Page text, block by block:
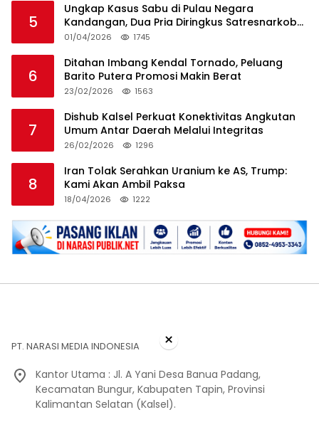
5
Ungkap Kasus Sabu di Pulau Negara
Kandangan, Dua Pria Diringkus Satresnarkoba
HSS
01/04/2026 1745
6
Ditahan Imbang Kendal Tornado, Peluang
Barito Putera Promosi Makin Berat
23/02/2026 1563
7
Dishub Kalsel Perkuat Konektivitas Angkutan
Umum Antar Daerah Melalui Integritas
26/02/2026 1296
8
Iran Tolak Serahkan Uranium ke AS, Trump:
Kami Akan Ambil Paksa
18/04/2026 1222
PT. NARASI MEDIA INDONESIA
Kantor Utama : Jl. A Yani Desa Banua Padang,
Kecamatan Bungur, Kabupaten Tapin, Provinsi
Kalimantan Selatan (Kalsel).
×